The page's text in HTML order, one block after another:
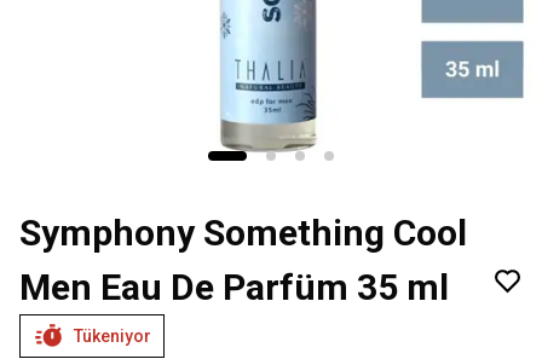
Symphony Something Cool
Men Eau De Parfüm 35 ml
Tükeniyor